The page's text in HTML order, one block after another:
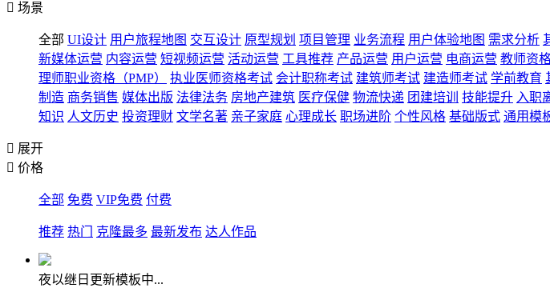
 场景
全部 UI设计 用户旅程地图 交互设计 原型规划 项目管理 业务流程 用户体验地图 需求分析
新媒体运营 内容运营 短视频运营 活动运营 工具推荐 产品运营 用户运营 电商运营 教师资
理师职业资格（PMP）
执业医师资格考试 会计职称考试 建筑师考试 建造师考试 学前教育
制造 商务销售 媒体出版 法律法务 房地产建筑 医疗保健 物流快递 团建培训 技能提升 入职
知识 人文历史 投资理财 文学名著 亲子家庭 心理成长 职场进阶 个性风格 基础版式 通用模
 展开
 价格
全部 免费 VIP免费 付费
推荐 热门 克隆最多 最新发布 达人作品
夜以继日更新模板中...